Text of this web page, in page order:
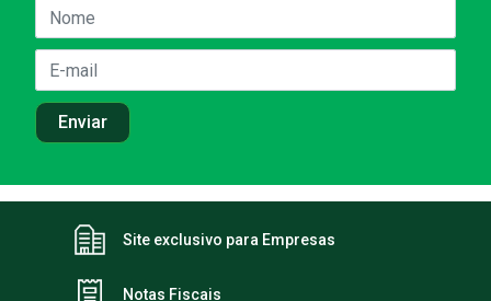
Site exclusivo para Empresas
Notas Fiscais